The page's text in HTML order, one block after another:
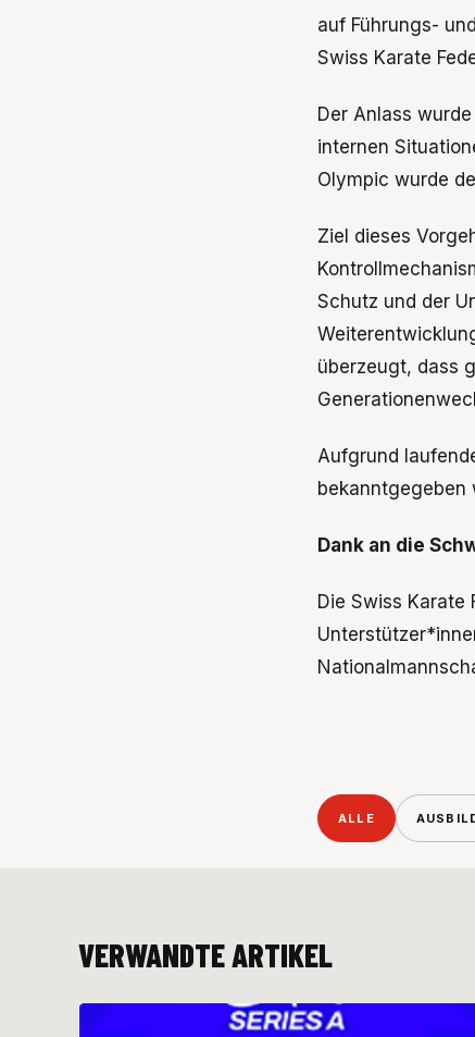
auf Führungs-
Swiss Karate
Der Anlass
internen
Olympic wurde
Ziel dieses
Schutz und der
überzeugt, dass
Aufgrund
bekanntgegeben
Dank an die
Die Swiss Karate
ALLE
VERWANDTE ARTIKEL